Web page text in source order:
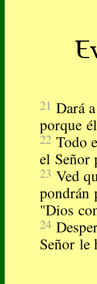
21 Dará
porque
22 Todo
el Señor
23 Ved
pondrán
"Dios
24
Señor le